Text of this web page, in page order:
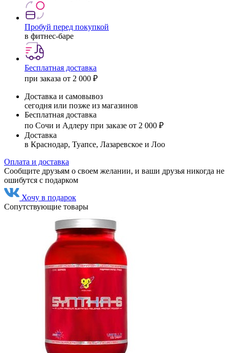
Пробуй перед покупкой
в фитнес-баре
Бесплатная доставка
при заказа от 2 000 ₽
Доставка и самовывоз
сегодня или позже из магазинов
Бесплатная доставка
по Сочи и Адлеру при заказе от 2 000 ₽
Доставка
в Краснодар, Туапсе, Лазаревское и Лоо
Оплата и доставка
Сообщите друзьям о своем желании, и ваши друзья никогда не
ошибутся с подарком
Хочу в подарок
Сопутствующие товары